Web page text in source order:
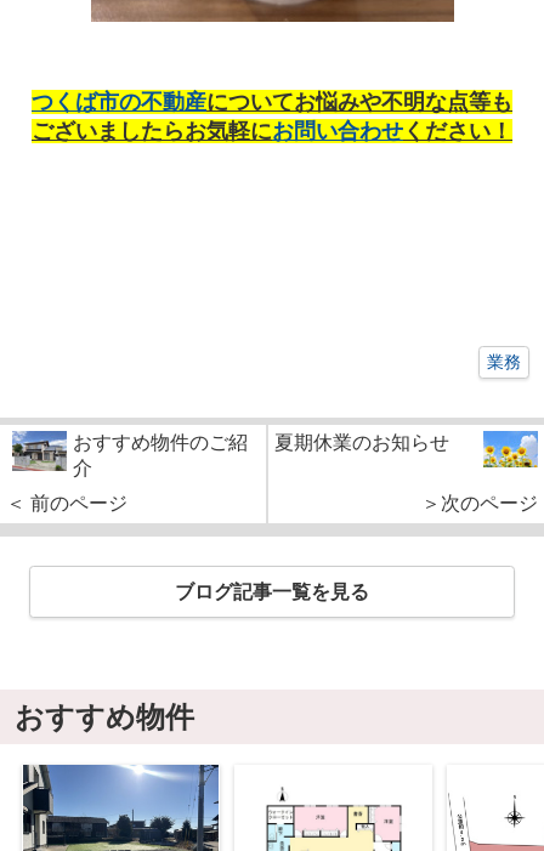
つくば市の不動産についてお悩みや不明な点等も
ございましたらお気軽にお問い合わせ ください！
業務
おすすめ物件のご紹
介
＜ 前のページ
夏期休業のお知らせ
＞次のページ
ブログ記事一覧を見る
おすすめ物件